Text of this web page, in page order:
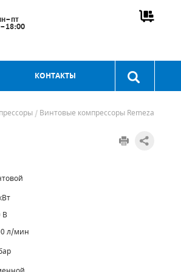
КОНТАКТЫ
Винтовые компрессоры Remeza
В
л/мин